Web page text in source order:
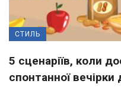
СТИЛЬ
5 сценаріїв, коли
спонтанної